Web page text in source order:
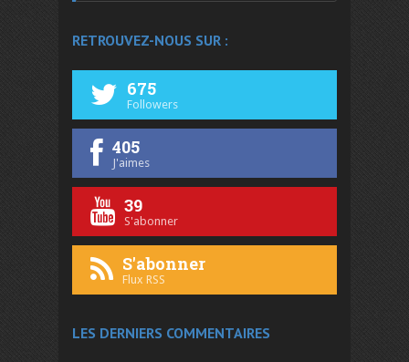
RETROUVEZ-NOUS SUR :
675
Followers
405
J'aimes
39
S'abonner
S'abonner
Flux RSS
LES DERNIERS COMMENTAIRES